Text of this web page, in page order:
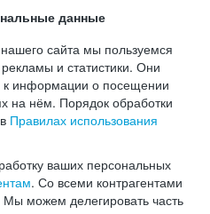
данные
сайта мы пользуемся
и статистики. Они
к информации о посещении
на нём. Порядок обработки
Правилах использования
ваших персональных
. Со всеми контрагентами
можем делегировать часть